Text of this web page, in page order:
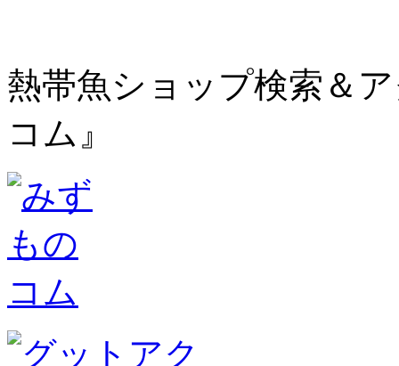
熱帯魚ショップ検索＆
コム』